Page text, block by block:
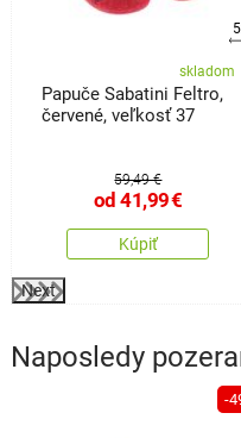
skladom
Papuče Sabatini Feltro,
červené, veľkosť 37
59,49 €
od 41,99€
Kúpiť
Next
Naposledy
-